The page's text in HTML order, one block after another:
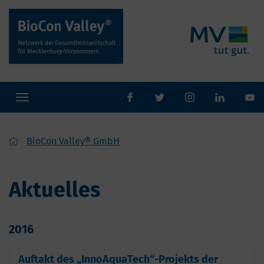
Toggle
navigation
facebooktwitterInstaram
BioCon Valley® GmbH
Aktuelles
2016
Auftakt des „InnoAquaTech“-Projekts der